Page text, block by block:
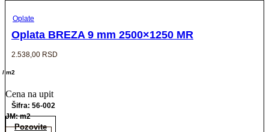
Oplate
Oplata BREZA 9 mm 2500×1250 MR
2.538,00 RSD
/ m2
Cena na upit
Šifra: 56-002
JM: m2
Pozovite